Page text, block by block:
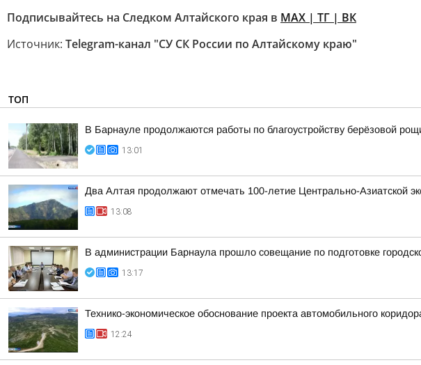
Подписывайтесь на Следком Алтайского края в МАХ | ТГ | ВК
Источник: Telegram-канал "СУ СК России по Алтайскому краю"
ТОП
В Барнауле продолжаются работы по благоустройству берёзовой
13:01
Два Алтая продолжают отмечать 100-летие Центрально-Азиатской
13:08
В администрации Барнаула прошло совещание по подготовке
13:17
Технико-экономическое обоснование проекта автомобильного
12:24